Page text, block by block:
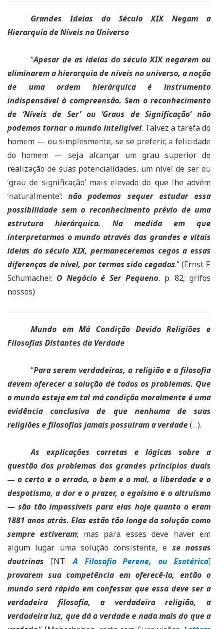
Grandes Ideias do Século XIX Negam a
Hierarquia de Níveis no Universo
“Apesar de as ideias do século XIX negarem ou
eliminarem a hierarquia de níveis no universo, a noção
de uma ordem hierárquica é instrumento
indispensável à compreensão. Sem o reconhecimento
de ‘Níveis de Ser’ ou ‘Graus de Significação’ não
podemos tornar o mundo inteligível. Talvez a tarefa do
homem — ou simplesmente, se se preferir, a felicidade
do homem — seja alcançar um grau superior de
realização de suas potencialidades, um nível de ser ou
‘grau de significação’ mais elevado do que lhe advém
‘naturalmente’:não podemos sequer estudar essa
possibilidade sem o reconhecimento prévio de uma
estrutura hierárquica. Na medida em que
interpretarmos o mundo através das grandes e vitais
ideias do século XIX, permaneceremos cegos a essas
diferenças de nível, por termos sido cegados.” (Ernst F.
Schumacher. O Negócio é Ser Pequeno, p. 82; grifos
nossos)
Mundo em Má Condição Devido Religiões e
Filosofias Distantes da Verdade
“Para serem verdadeiras, a religião e a filosofia
devem oferecer a solução de todos os problemas. Que
o mundo esteja em tal má condição moralmente é uma
evidência conclusiva de que nenhuma de suas
religiões e filosofias jamais possuíram a verdade(…).
As explicações corretas e lógicas sobre a
questão dos problemas dos grandes princípios duais
— o certo e o errado, o bem e o mal, a liberdade e o
despotismo, a dor e o prazer, o egoísmo e o altruísmo
— são tão impossíveis para elas hoje quanto o eram
1881 anos atrás. Elas estão tão longe da solução como
sempre estiveram; mas para esses deve haver em
algum lugar uma solução consistente, e se nossas
doutrinas [NT:A Filosofia Perene, ou Esotérica]
provarem sua competência em oferecê-la, então o
mundo será rápido em confessar que essa deve ser a
verdadeira filosofia, a verdadeira religião, a
verdadeira luz, que dá a verdade e nada mais do que a